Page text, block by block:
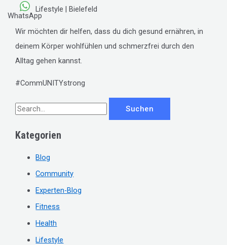
WhatsApp
Wir möchten dir helfen, dass du dich gesund ernähren, in
deinem Körper wohlfühlen und schmerzfrei durch den
Alltag gehen kannst.
#CommUNITYstrong
S
c
Kategorien
Blog
Community
Experten-Blog
Fitness
Health
Lifestyle